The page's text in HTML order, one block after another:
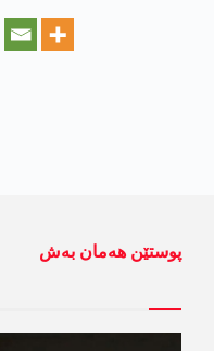
پوستێن ھەمان بەش